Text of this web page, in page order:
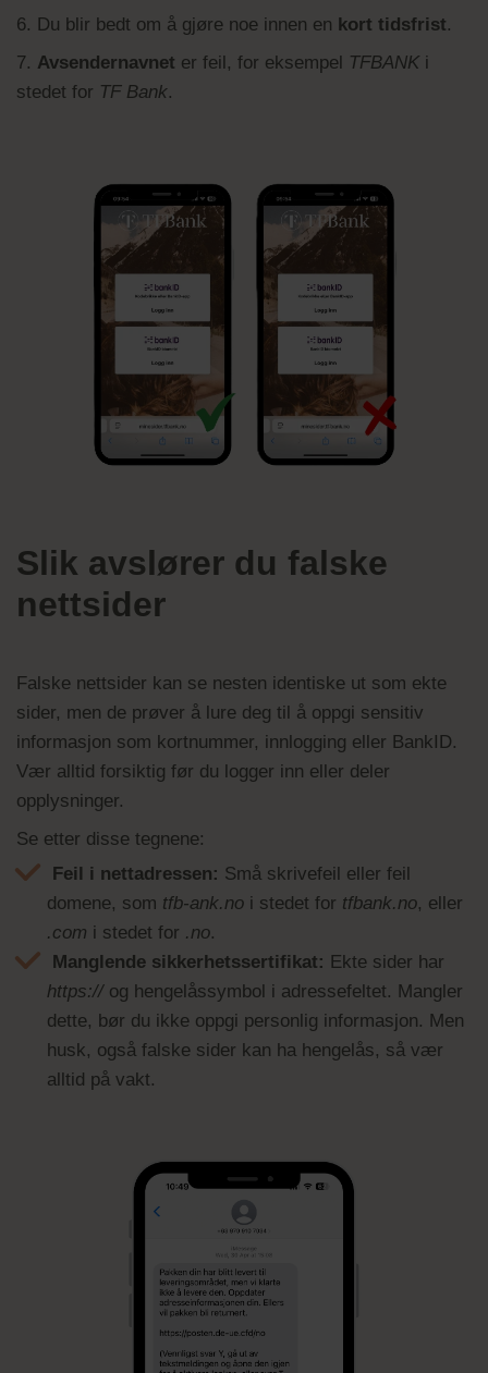
6. Du blir bedt om å gjøre noe innen en kort tidsfrist.
7. Avsendernavnet er feil, for eksempel TFBANK i
stedet for TF Bank.
Slik avslører du falske
nettsider
Falske nettsider kan se nesten identiske ut som ekte
sider, men de prøver å lure deg til å oppgi sensitiv
informasjon som kortnummer, innlogging eller BankID.
Vær alltid forsiktig før du logger inn eller deler
opplysninger.
Se etter disse tegnene:
Feil i nettadressen: Små skrivefeil eller feil
domene, som tfb-ank.no i stedet for tfbank.no, eller
.com i stedet for .no.
Manglende sikkerhetssertifikat: Ekte sider har
https://og hengelåssymbol i adressefeltet. Mangler
dette, bør du ikke oppgi personlig informasjon. Men
husk, også falske sider kan ha hengelås, så vær
alltid på vakt.